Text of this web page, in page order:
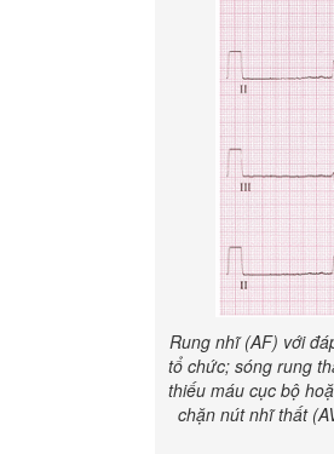
Rung nhĩ (AF) với
tổ chức; sóng rung
thiếu máu cục bộ
chặn nút nhĩ thất